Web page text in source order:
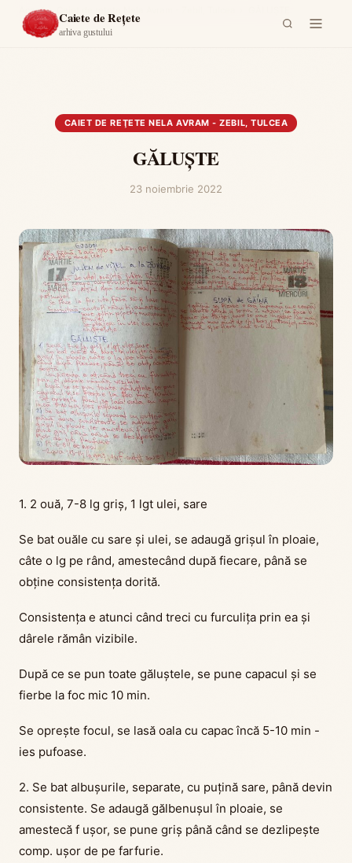
Caiete de Rețete
arhiva gustului
Acasă ›
CAIET DE REŢETE NELA AVRAM - ZEBIL, TULCEA
GĂLUŞTE
23 noiembrie 2022
1. 2 ouă, 7-8 lg griș, 1 lgt ulei, sare
Se bat ouăle cu sare și ulei, se adaugă grișul în ploaie,
câte o lg pe rând, amestecând după fiecare, până se
obține consistența dorită.
Consistența e atunci când treci cu furculița prin ea și
dârele rămân vizibile.
După ce se pun toate găluștele, se pune capacul și se
fierbe la foc mic 10 min.
Se oprește focul, se lasă oala cu capac încă 5-10 min -
ies pufoase.
2. Se bat albușurile, separate, cu puțină sare, până devin
consistente. Se adaugă gălbenușul în ploaie, se
amestecă f ușor, se pune griș până când se dezlipește
comp. ușor de pe farfurie.